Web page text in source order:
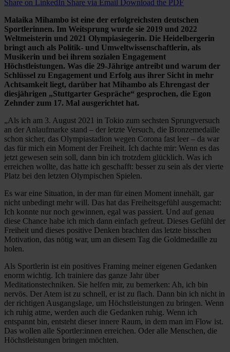
Share on LinkedIn Share via Email
Download the PDF
Malaika Mihambo ist eine der erfolgreichsten deutschen
Sportlerinnen. Im Weitsprung wurde sie 2019 und 2022
Weltmeisterin und 2021 Olympiasiegerin. Die Heidelbergerin
bringt auch als Politik- und Umweltwissenschaftlerin, als
Musikerin und bei ihrem sozialen Engagement
Höchstleistungen. Was die 29-Jährige antreibt und warum der
Schlüssel zu Engagement und Erfolg aus ihrer Sicht in mehr
Achtsamkeit liegt, darüber hat Mihambo als Ehrengast der
diesjährigen „Stuttgarter Gespräche“ gesprochen, die Egon
Zehnder zum 17. Mal ausgerichtet hat.
„Als ich am 3. August 2021 in Tokio zum sechsten Sprungversuch
an der Anlaufmarke stand – der letzte Versuch, die Bronzemedaille
schon sicher, das Olympiastadion wegen Corona fast leer – da war
das für mich ein Moment der Freiheit. Ich dachte mir: Wenn es das
jetzt gewesen sein soll, dann bin ich trotzdem glücklich. Was ich
erreichen wollte, das hatte ich geschafft: besser zu sein als der vierte
Platz bei den letzten Olympischen Spielen.
Es war eine Situation, in der man für einen Moment innehält, gar
nicht unbedingt mehr will. Das hat das Freiheitsgefühl ausgemacht:
Ich konnte nur noch gewinnen, egal was passiert. Und auf genau
diese Chance habe ich mich dann einfach gefreut. Dieses Gefühl der
Freiheit und dieses positive Denken brachten das letzte bisschen
Motivation, das nötig war, um an diesem Tag die Goldmedaille zu
holen.
Als Sportlerin ist ein positives Framing meiner eigenen Gedanken
enorm wichtig. Ich trainiere das ganze Jahr über
Meditationstechniken. Sie helfen mir, zu bemerken: Ah, ich bin
nervös. Der Atem ist zu schnell, er ist zu flach. Dann bin ich nicht in
der richtigen Ausgangslage, um Höchstleistungen zu bringen. Wenn
ich ruhig atme, werden auch die Gedanken ruhig. Wenn ich
entspannt bin, entsteht dieser innere Raum, in dem man im Flow ist.
Das wollen alle Sportler:innen erreichen. Oder alle Menschen, die
Höchstleistungen bringen möchten.